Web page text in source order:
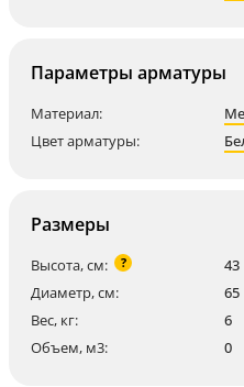
Параметры арматуры
Материал:
Цвет арматуры:
Размеры
Высота, см: ?
43
Диаметр, см:
65
Вес, кг:
6
Объем, м3:
0